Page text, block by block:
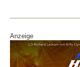
Anzeige